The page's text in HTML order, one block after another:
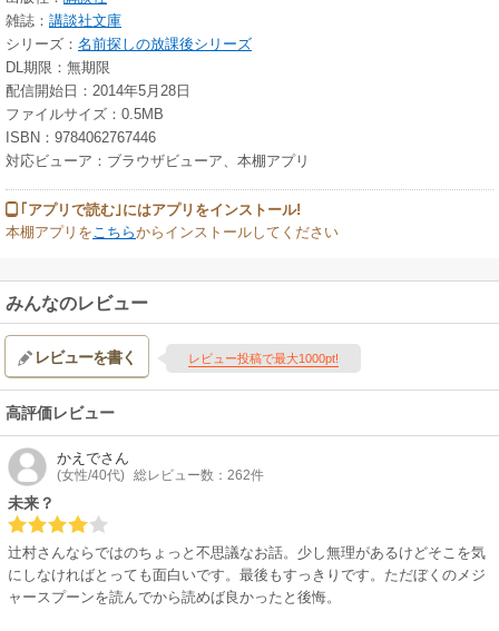
雑誌： 講談社文庫
シリーズ： 名前探しの放課後シリーズ
DL期限：無期限
配信開始日：2014年5月28日
ファイルサイズ：0.5MB
ISBN：9784062767446
対応ビューア：ブラウザビューア、本棚アプリ
｢アプリで読む｣にはアプリをインストール!
本棚アプリをこちらからインストールしてください
みんなのレビュー
レビューを書く レビュー投稿で最大1000pt!
高評価レビュー
かえでさん
(女性/40代) 総レビュー数：262件
未来？
辻村さんならではのちょっと不思議なお話。少し無理があるけどそこを気
にしなければとっても面白いです。最後もすっきりです。ただぼくのメジ
ャースプーンを読んでから読めば良かったと後悔。